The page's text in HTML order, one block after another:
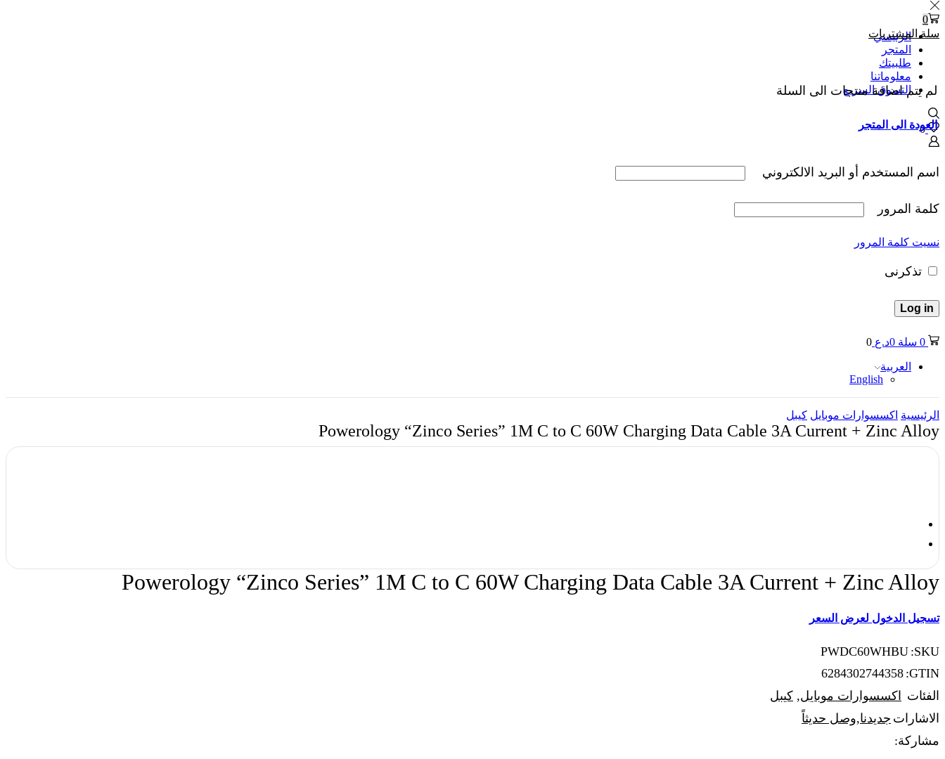
الرئيسي
المتجر
طلبيتك
معلوماتنا
التسوق السريع
0
اسم المستخدم أو البريد الالكتروني
كلمة المرور
نسيت كلمة المرور
تذكرنى
Log in
0 سلة 0د.ع 0
0
سلة المشتريات
لم يتم اضافة منتجات الى السلة
العودة الى المتجر
العربية
English
الرئيسية اكسسوارات موبايل كيبل
Powerology “Zinco Series” 1M C to C 60W Charging Data Cable 3A Current + Zinc Alloy
Powerology “Zinco Series” 1M C to C 60W Charging Data Cable 3A Current + Zinc Alloy
تسجيل الدخول لعرض السعر
SKU:
PWDC60WHBU
GTIN:
6284302744358
الفئات
اكسسوارات موبايل, كيبل
الاشارات جديدنا,وصل حديثاً
مشاركة: